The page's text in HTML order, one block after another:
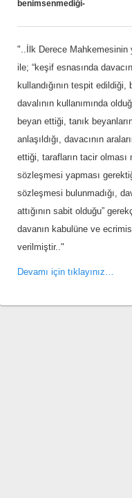
benimsenmediği-
"..İlk Derece Mahkemesinin
ile; “keşif esnasında
kullandığının tespit
davalının kullanımında
beyan ettiği, tanık
anlaşıldığı, davacının
ettiği, tarafların tacir olması
sözleşmesi yapması
sözleşmesi bulunmadığı,
attığının sabit olduğu”
davanın kabulüne ve
verilmiştir.."
Devamı için tıklayınız…